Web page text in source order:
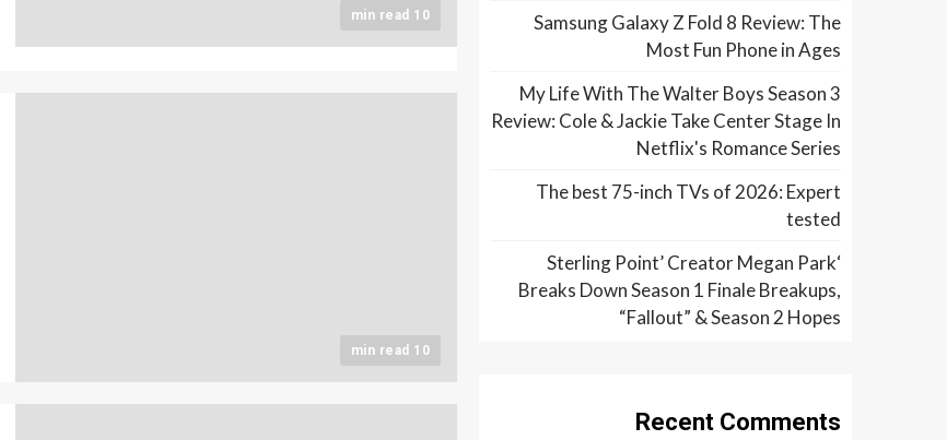
10 min read
10 min read
Samsung Galaxy Z Fold 8 Review: The
Most Fun Phone in Ages
My Life With The Walter Boys Season 3
Review: Cole & Jackie Take Center Stage In
Netflix's Romance Series
The best 75-inch TVs of 2026: Expert
tested
‘Sterling Point’ Creator Megan Park
Breaks Down Season 1 Finale Breakups,
“Fallout” & Season 2 Hopes
Recent Comments